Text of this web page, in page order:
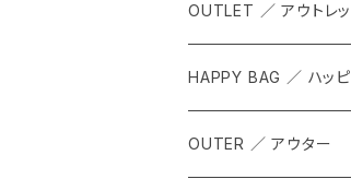
OUTLET ／ アウトレッ
HAPPY BAG ／ ハッピ
OUTER ／ アウター